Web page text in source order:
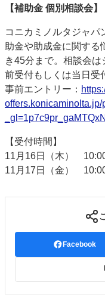
【補助金 個別相談会】
コニカミノルタジャパ
助金や助成金に関する
き45分まで。相談会
前受付もしくは当日受
事前エントリー：
【受付時間】
11月16日（木）
11月17日（金）
Facebook